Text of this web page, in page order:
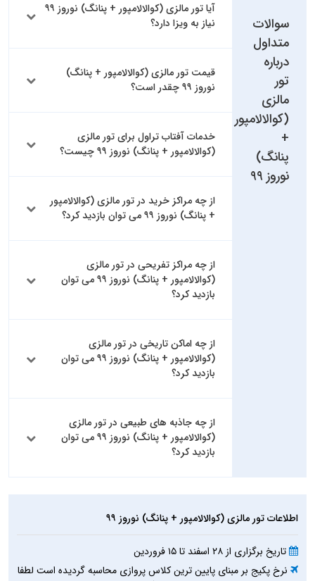
سوالات
متداول
درباره
تور
مالزی
(کوالالامپور
+
پنانگ)
نوروز ۹۹
آیا تور مالزی (کوالالامپور + پنانگ) نوروز ۹۹
نیاز به ویزا دارد؟
قیمت تور مالزی (کوالالامپور + پنانگ)
نوروز ۹۹ چقدر است؟
خدمات آفتاب تراول برای تور مالزی
(کوالالامپور + پنانگ) نوروز ۹۹ چیست؟
از چه مراکز خرید در تور مالزی (کوالالامپور
+ پنانگ) نوروز ۹۹ می توان بازدید کرد؟
از چه مراکز تفریحی در تور مالزی
(کوالالامپور + پنانگ) نوروز ۹۹ می توان
بازدید کرد؟
از چه اماکن تاریخی در تور مالزی
(کوالالامپور + پنانگ) نوروز ۹۹ می توان
بازدید کرد؟
از چه جاذبه های طبیعی در تور مالزی
(کوالالامپور + پنانگ) نوروز ۹۹ می توان
بازدید کرد؟
اطلاعات تور مالزی (کوالالامپور + پنانگ) نوروز ۹۹
تاریخ برگزاری از ۲۸ اسفند تا ۱۵ فروردین
نرخ پکیج بر مبنای پایین ترین کلاس پروازی محاسبه گردیده است لطفا